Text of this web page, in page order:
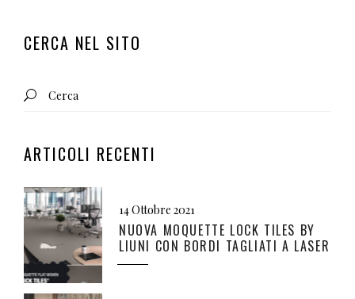
CERCA NEL SITO
Search
for:
ARTICOLI RECENTI
14 Ottobre 2021
NUOVA MOQUETTE LOCK TILES BY
LIUNI CON BORDI TAGLIATI A LASER